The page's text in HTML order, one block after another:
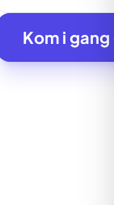
Kom i
til store